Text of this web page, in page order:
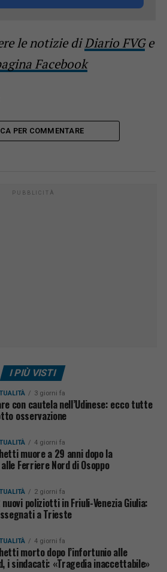
le notizie diDiario FVGe
Facebook
PER COMMENTARE
PUBBLICITÀ
I PIÙ VISTI
3 giorni fa
con cautela nell’Udinese: ecco tutte
osservazione
4 giorni fa
muore a 29 anni dopo la
Ferriere Nord di Osoppo
2 giorni fa
poliziotti in Friuli-Venezia Giulia:
a Trieste
4 giorni fa
morto dopo l’infortunio alle
i sindacati: «Tragedia inaccettabile»